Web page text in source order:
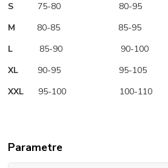
S 75-80 80-95
M 80-85 85-95
L 85-90 90-100
XL 90-95 95-105
XXL 95-100 100-110
Parametre